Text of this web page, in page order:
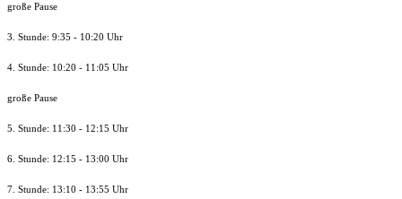
große Pause
3. Stunde: 9:35 - 10:20 Uhr
4. Stunde: 10:20 - 11:05 Uhr
große Pause
5. Stunde: 11:30 - 12:15 Uhr
6. Stunde: 12:15 - 13:00 Uhr
7. Stunde: 13:10 - 13:55 Uhr